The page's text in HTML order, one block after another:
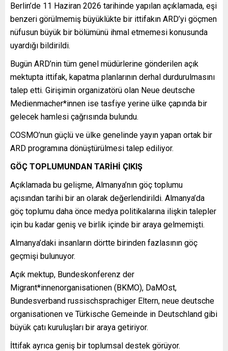
Berlin’de 11 Haziran 2026 tarihinde yapılan açıklamada, eşi
benzeri görülmemiş büyüklükte bir ittifakın ARD’yi göçmen
nüfusun büyük bir bölümünü ihmal etmemesi konusunda
uyardığı bildirildi.
Bugün ARD’nin tüm genel müdürlerine gönderilen açık
mektupta ittifak, kapatma planlarının derhal durdurulmasını
talep etti. Girişimin organizatörü olan Neue deutsche
Medienmacher*innen ise tasfiye yerine ülke çapında bir
gelecek hamlesi çağrısında bulundu.
COSMO’nun güçlü ve ülke genelinde yayın yapan ortak bir
ARD programına dönüştürülmesi talep ediliyor.
GÖÇ TOPLUMUNDAN TARİHİ ÇIKIŞ
Açıklamada bu gelişme, Almanya’nın göç toplumu
açısından tarihi bir an olarak değerlendirildi. Almanya’da
göç toplumu daha önce medya politikalarına ilişkin talepler
için bu kadar geniş ve birlik içinde bir araya gelmemişti.
Almanya’daki insanların dörtte birinden fazlasının göç
geçmişi bulunuyor.
Açık mektup, Bundeskonferenz der
Migrant*innenorganisationen (BKMO), DaMOst,
Bundesverband russischsprachiger Eltern, neue deutsche
organisationen ve Türkische Gemeinde in Deutschland gibi
büyük çatı kuruluşları bir araya getiriyor.
İttifak ayrıca geniş bir toplumsal destek görüyor.